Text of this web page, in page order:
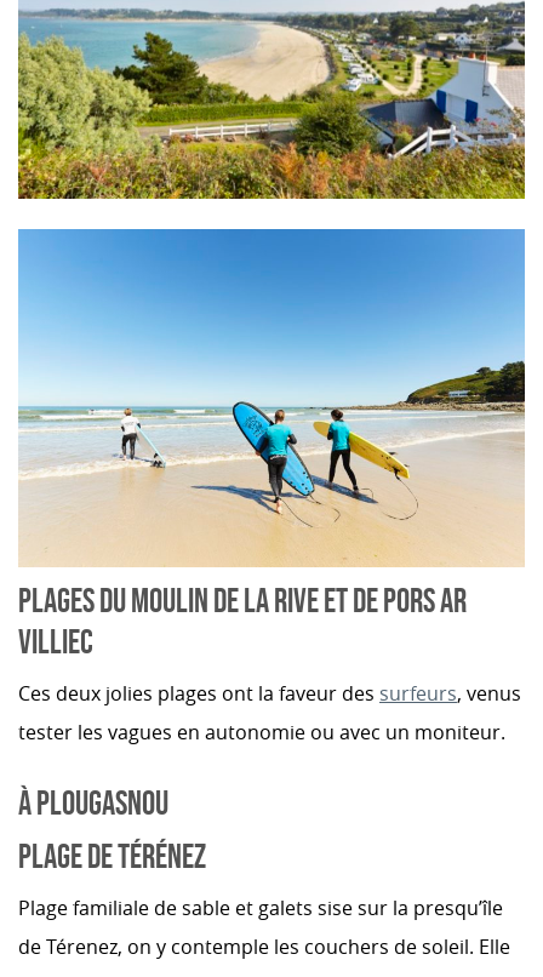
PLAGES DU MOULIN DE LA RIVE ET DE PORS AR
VILLIEC
Ces deux jolies plages ont la faveur des surfeurs, venus
tester les vagues en autonomie ou avec un moniteur.
À PLOUGASNOU
PLAGE DE TÉRÉNEZ
Plage familiale de sable et galets sise sur la presqu’île
de Térenez, on y contemple les couchers de soleil. Elle